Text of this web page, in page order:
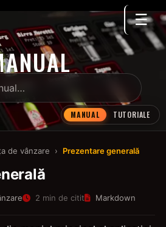
☰
MANUAL TUTORIALE
de vânzare › Prezentare generală
2 min de citit Markdown